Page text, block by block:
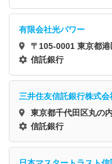
有限会社光パワー
〒105-0001 東京都
ション314
信託銀行
三井住友信託銀行株式会
東京都千代田区丸の
信託銀行